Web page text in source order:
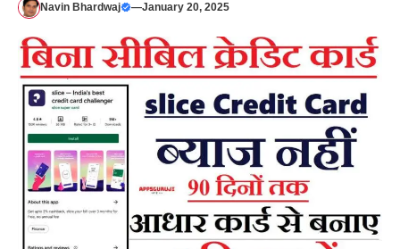
Navin Bhardwaj —January 20, 2025